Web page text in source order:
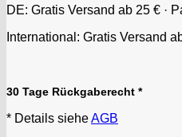
DE: Gratis Versand ab 25 € ·
International: Gratis Versand
30 Tage Rückgaberecht *
* Details sieheAGB